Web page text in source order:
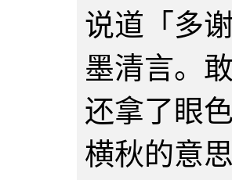
说道「多
墨清言。
还拿了眼
横秋的意